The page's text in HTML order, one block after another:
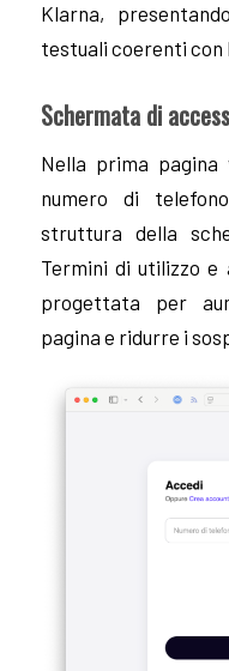
Klarna,
testuali coerenti con
Schermata di
Nella prima
numero di
struttura della
Termini di utilizzo e
progettata per
pagina e ridurre i